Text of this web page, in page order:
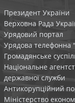
Президент України
Верховна Рада
Урядовий портал
Урядова телефонна
Громадянське
Національне
державної служби
Антикорупційний
Міністерство